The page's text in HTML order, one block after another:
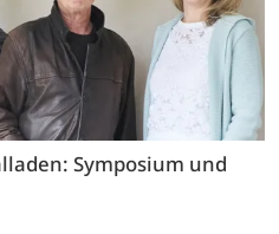
Symposium und